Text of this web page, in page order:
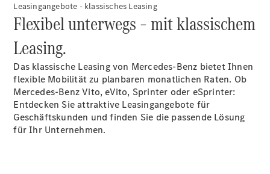
Benz Store
Vito
Alle Vito
Vito
Kastenwagen
Leasingangebote - klassisches Leasing
Flexibel unterwegs – mit klassischem
Leasing.
Das klassische Leasing von Mercedes-Benz bietet Ihnen
flexible Mobilität zu planbaren monatlichen Raten. Ob
Mercedes-Benz Vito, eVito, Sprinter oder eSprinter:
Entdecken Sie attraktive Leasingangebote für
Geschäftskunden und finden Sie die passende Lösung
für Ihr Unternehmen.